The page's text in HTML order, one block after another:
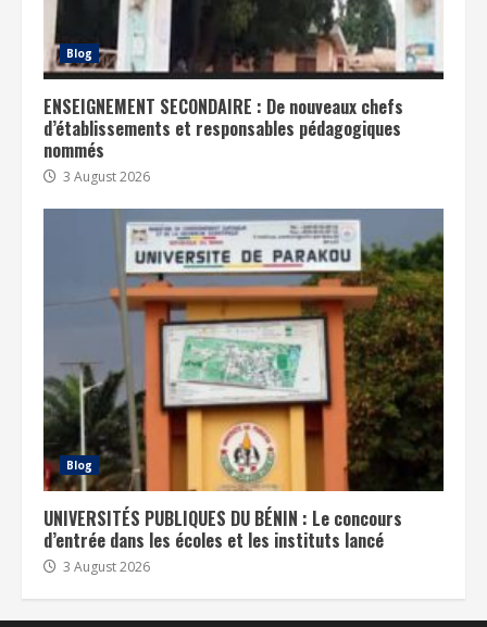
Blog
ENSEIGNEMENT SECONDAIRE : De nouveaux chefs
d’établissements et responsables pédagogiques
nommés
3 August 2026
Blog
UNIVERSITÉS PUBLIQUES DU BÉNIN : Le concours
d’entrée dans les écoles et les instituts lancé
3 August 2026